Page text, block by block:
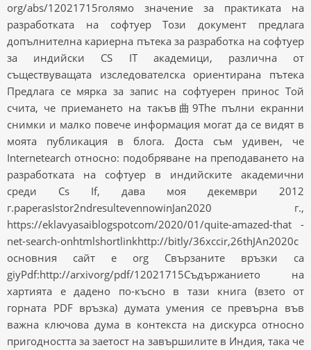
org/abs/12021715голямо значение за практиката на
разработката на софтуер Този документ предлага
допълнителна кариерна пътека за разработка на софтуер
за индийски CS IT академици, различна от
съществуващата изследователска ориентирана пътека
Предлага се мярка за запис на софтуерен принос Той
счита, че приемането на такъв曲9The пълни екранни
снимки и малко повече информация могат да се видят в
моята публикация в блога. Доста съм удивен, че
Internetearch относно: подобряване на преподаването на
разработката на софтуер в индийските академични
среди Cs If, дава моя декември 2012
г.paperasIstor2ndresultevennowinJan2020 г.,
https://eklavyasaiblogspotcom/2020/01/quite-amazed-that -
net-search-onhtmlshortlinkhttp://bitly/36xccir,26thJAn2020с
основния сайт е org Свързаните връзки са
giyPdf:http://arxivorg/pdf/12021715Съдържанието на
хартията е дадено по-късно в тази книга (взето от
горната PDF връзка) думата умения се превърна във
важна ключова дума в контекста на дискурса относно
пригодността за заетост на завършилите в Индия, така че